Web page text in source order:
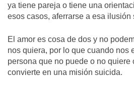
ya tiene pareja o tiene una
esos casos, aferrarse a esa
El amor es cosa de dos y no
nos quiera, por lo que cuando nos
persona que no puede o no quiere
convierte en una misión suicida.